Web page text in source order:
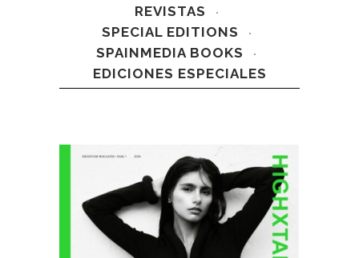
REVISTAS
SPECIAL EDITIONS
SPAINMEDIA BOOKS
EDICIONES ESPECIALES